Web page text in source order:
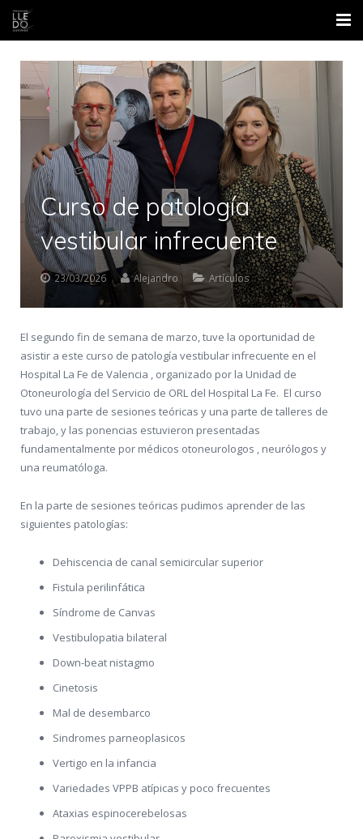
Inicio
Nosotros
Áreas
Contacto
Formación
Blog
Curso de patología
vestibular infrecuente
23/03/2026 Alejandro Artículos
El segundo fin de semana de marzo, tuve la oportunidad de
asistir a este curso de patología vestibular infrecuente en el
Hospital La Fe de Valencia , organizado por la Unidad de
Otoneurología del Servicio de ORL del Hospital La Fe. El curso
tuvo una parte de sesiones teóricas y una parte de talleres de
trabajo, y las ponencias estuvieron presentadas
fundamentalmente por médicos otoneurologos , neurólogos y
una reumatóloga.
En la parte de sesiones teóricas pudimos aprender de las
siguientes patologías:
Dehiscencia de canal semicircular superior
Fistula perilinfática
Síndrome de Canvas
Vestibulopatia bilateral
Down-beat nistagmo
Cinetosis
Mal de desembarco
Sindromes parneoplasicos
Vertigo en la infancia
Variedades VPPB atípicas y poco frecuentes
Ataxias espinocerebelosas